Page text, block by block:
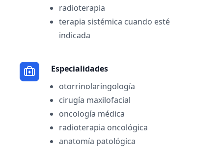
radioterapia
terapia sistémica cuando esté
indicada
Especialidades
otorrinolaringología
cirugía maxilofacial
oncología médica
radioterapia oncológica
anatomía patológica